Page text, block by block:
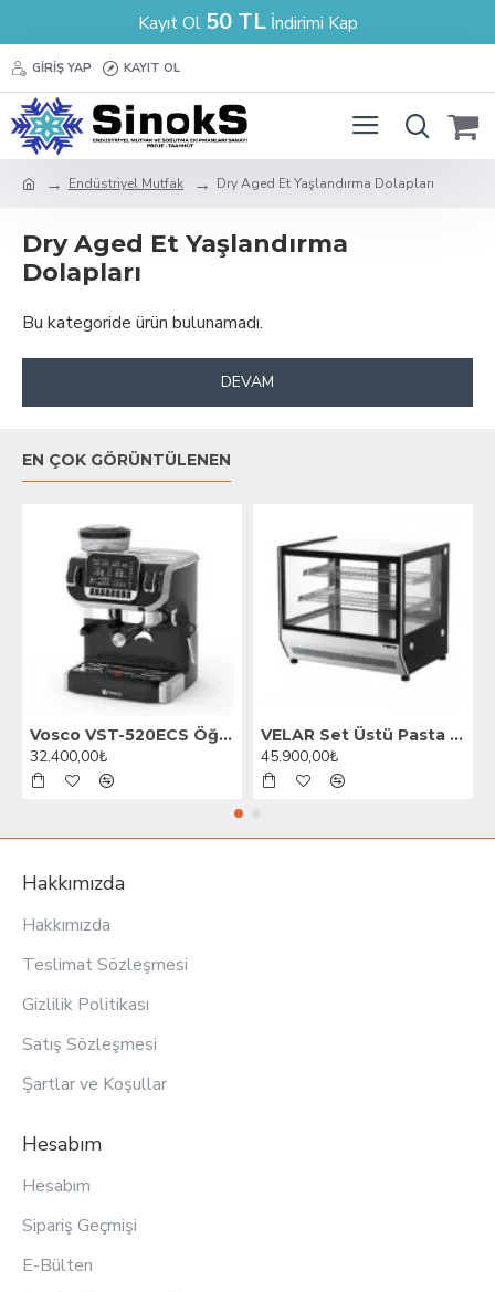
Kayıt Ol 50 TLİndirimi Kap
GIRIŞ YAP KAYIT OL
Endüstriyel Mutfak Dry Aged Et Yaşlandırma Dolapları
Dry Aged Et Yaşlandırma
Dolapları
Bu kategoride ürün bulunamadı.
DEVAM
EN ÇOK GÖRÜNTÜLENEN
Vosco VST-520ECS Öğütücülü Barista Espresso Kahve Makinesi, 1 Gruplu, Siyah
32.400,00₺
VELAR Set Üstü Pasta Teşhir Dolabı, 70 cm
45.900,00₺
Hakkımızda
Hakkımızda
Teslimat Sözleşmesi
Gizlilik Politikası
Satış Sözleşmesi
Şartlar ve Koşullar
Hesabım
Hesabım
Sipariş Geçmişi
E-Bülten